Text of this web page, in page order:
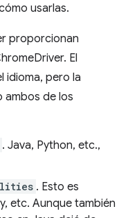
usarlas.
proporcionan
El
idioma, pero la
ambos de los
. Java, Python, etc.,
. Esto es
etc. Aunque también